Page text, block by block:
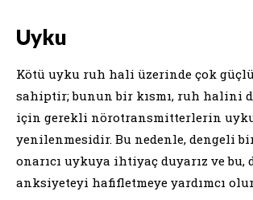
Uyku
Kötü uyku ruh hali üzerinde çok
sahiptir; bunun bir kısmı, ruh halini
için gerekli nörotransmitterlerin
yenilenmesidir. Bu nedenle, dengeli
onarıcı uykuya ihtiyaç duyarız ve bu,
anksiyeteyi hafifletmeye yardımcı